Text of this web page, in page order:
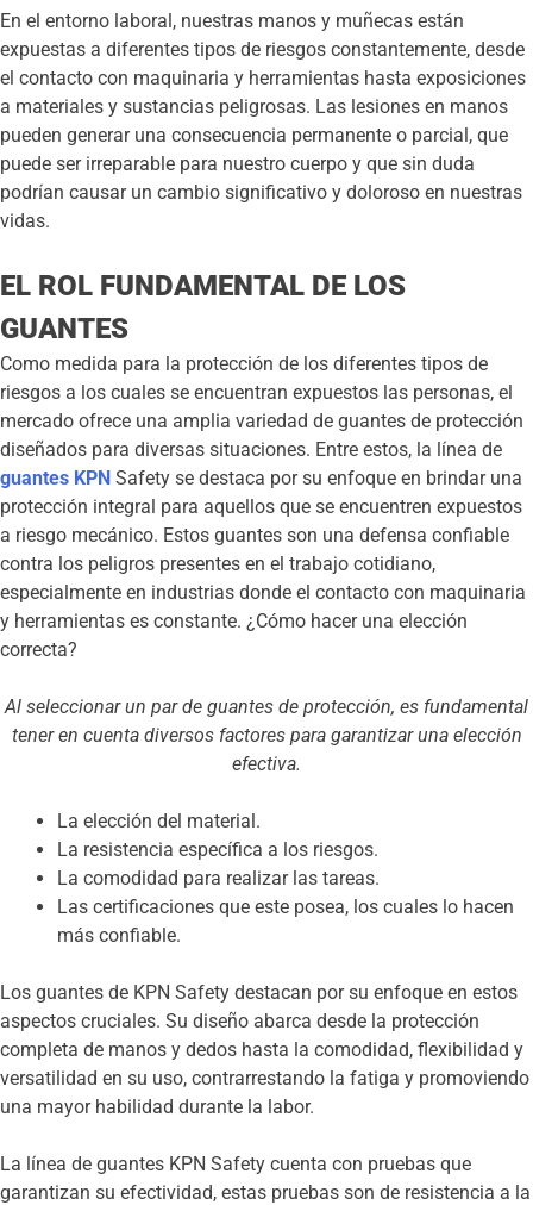
En el entorno laboral, nuestras manos y muñecas están
expuestas a diferentes tipos de riesgos constantemente, desde
el contacto con maquinaria y herramientas hasta exposiciones
a materiales y sustancias peligrosas. Las lesiones en manos
pueden generar una consecuencia permanente o parcial, que
puede ser irreparable para nuestro cuerpo y que sin duda
podrían causar un cambio significativo y doloroso en nuestras
vidas.
EL ROL FUNDAMENTAL DE LOS
GUANTES
Como medida para la protección de los diferentes tipos de
riesgos a los cuales se encuentran expuestos las personas, el
mercado ofrece una amplia variedad de guantes de protección
diseñados para diversas situaciones. Entre estos, la línea de
guantes KPN Safety se destaca por su enfoque en brindar una
protección integral para aquellos que se encuentren expuestos
a riesgo mecánico. Estos guantes son una defensa confiable
contra los peligros presentes en el trabajo cotidiano,
especialmente en industrias donde el contacto con maquinaria
y herramientas es constante. ¿Cómo hacer una elección
correcta?
Al seleccionar un par de guantes de protección, es fundamental
tener en cuenta diversos factores para garantizar una elección
efectiva.
La elección del material.
La resistencia específica a los riesgos.
La comodidad para realizar las tareas.
Las certificaciones que este posea, los cuales lo hacen
más confiable.
Los guantes de KPN Safety destacan por su enfoque en estos
aspectos cruciales. Su diseño abarca desde la protección
completa de manos y dedos hasta la comodidad, flexibilidad y
versatilidad en su uso, contrarrestando la fatiga y promoviendo
una mayor habilidad durante la labor.
La línea de guantes KPN Safety cuenta con pruebas que
garantizan su efectividad, estas pruebas son de resistencia a la